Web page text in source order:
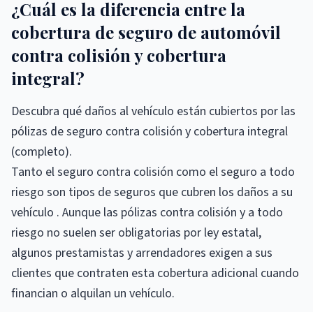
¿Cuál es la diferencia entre la
cobertura de seguro de automóvil
contra colisión y cobertura
integral?
Descubra qué daños al vehículo están cubiertos por las
pólizas de seguro contra colisión y cobertura integral
(completo).
Tanto el seguro contra colisión como el seguro a todo
riesgo son tipos de seguros que cubren los daños a su
vehículo . Aunque las pólizas contra colisión y a todo
riesgo no suelen ser obligatorias por ley estatal,
algunos prestamistas y arrendadores exigen a sus
clientes que contraten esta cobertura adicional cuando
financian o alquilan un vehículo.